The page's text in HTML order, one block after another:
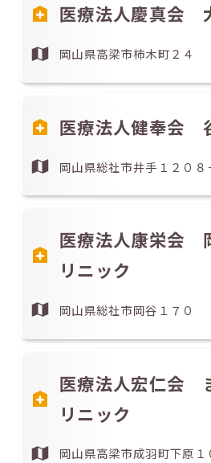
医療法人慶真会
岡山県高梁市柿木町２４
医療法人健奉会
岡山県総社市井手１２０８
医療法人康栄会
リニック
岡山県総社市岡谷１７０
医療法人宏仁会
リニック
岡山県高梁市成羽町下原１